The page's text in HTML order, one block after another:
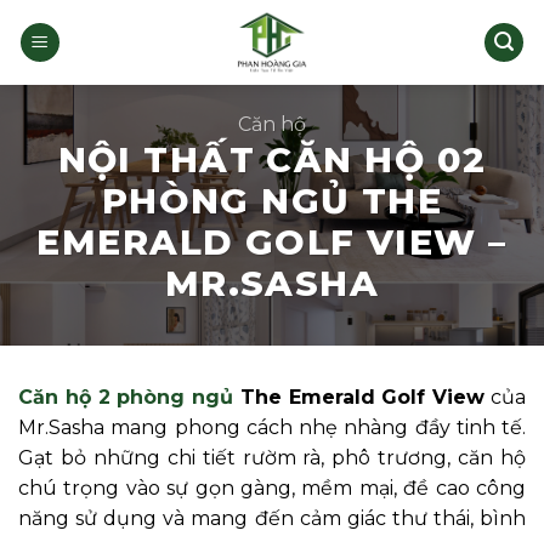
qua
Căn hộ
NỘI THẤT CĂN HỘ 02
PHÒNG NGỦ THE
EMERALD GOLF VIEW –
MR.SASHA
Căn hộ 2 phòng ngủ The Emerald Golf View của
Mr.Sasha mang phong cách nhẹ nhàng đầy tinh tế.
Gạt bỏ những chi tiết rườm rà, phô trương, căn hộ
chú trọng vào sự gọn gàng, mềm mại, đề cao công
năng sử dụng và mang đến cảm giác thư thái, bình